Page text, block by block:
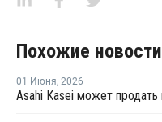
Похожие новости
01 Июня, 2026